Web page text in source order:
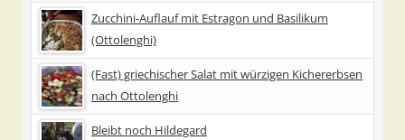
Zucchini-Auflauf mit Estragon und Basilikum
(Ottolenghi)
(Fast) griechischer Salat mit würzigen Kichererbsen
nach Ottolenghi
Bleibt noch Hildegard